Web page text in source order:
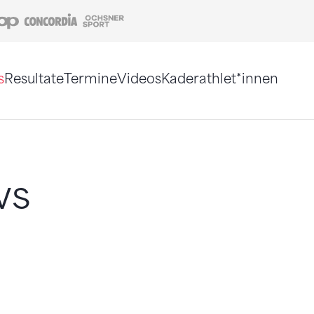
Coop Concordia
ResultateTermineVideosKaderathlet*innen